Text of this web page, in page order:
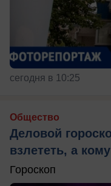
сегодня в 10:25
Общество
Деловой
взлететь, а
Гороскоп